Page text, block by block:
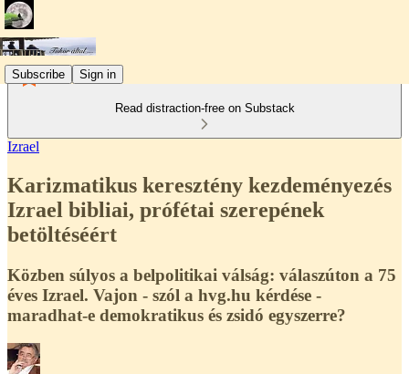
Subscribe Sign in
Read distraction-free on Substack
Izrael
Karizmatikus keresztény kezdeményezés
Izrael bibliai, prófétai szerepének
betöltéséért
Közben súlyos a belpolitikai válság: válaszúton a 75
éves Izrael. Vajon - szól a hvg.hu kérdése -
maradhat-e demokratikus és zsidó egyszerre?